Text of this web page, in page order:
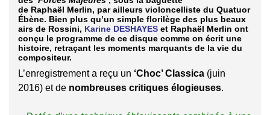
de Raphaël Merlin, par ailleurs violoncelliste du Quatuor
Ébène. Bien plus qu’un simple florilège des plus beaux
airs de Rossini, Karine DESHAYES et Raphaël Merlin ont
conçu le programme de ce disque comme on écrit une
histoire, retraçant les moments marquants de la vie du
compositeur.
L’enregistrement a reçu un ‘Choc’ Classica (juin
2016) et de nombreuses critiques élogieuses.